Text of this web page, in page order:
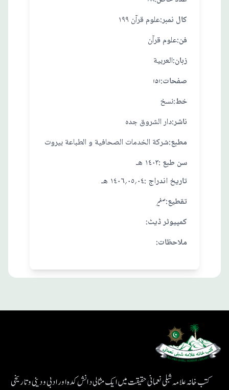
علوم قرآن ١٩٩:کال نمبر
علوم قرآن:فن
العربية :زبان
۱۵۱ :صفحات
نسخ:خط
دار الشروق جده:ناشر
شركة الخدمات الصحافية و الطباعة بيروت :مطبع
١٤٠٣ هـ : سن طبع
٠٤؍٠٥؍١٤٠٦ هـ : تاريخ اندراج
صغير :تقطيع
:کمپیوٹر ڈیٹ
:ملاحظات
کتب خانہ علامہ شبلی نعمانی حقیقت میں ایک مثالی دانش کدہ اور ادبی ودینی و تاریخی